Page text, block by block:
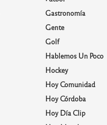
Gastronomía
Gente
Golf
Hablemos Un Poco
Hockey
Hoy Comunidad
Hoy Córdoba
Hoy Día Clip